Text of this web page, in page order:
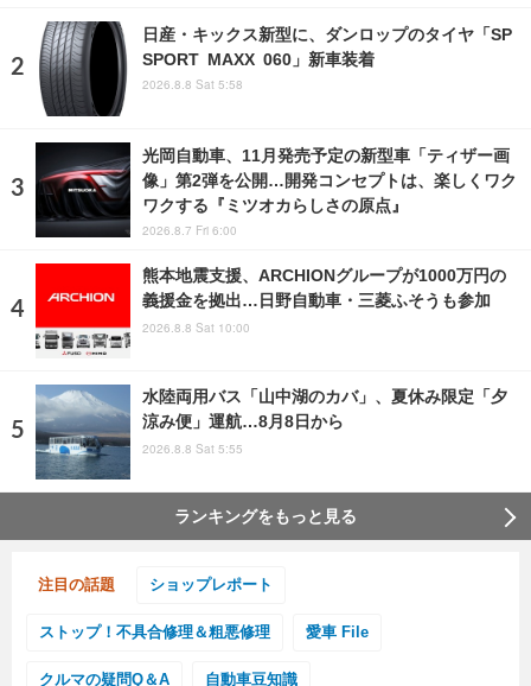
日産・キックス新型に、ダンロップのタイヤ「SP
SPORT MAXX 060」新車装着
2026.8.8 Sat 5:58
光岡自動車、11月発売予定の新型車「ティザー画
像」第2弾を公開…開発コンセプトは、楽しくワク
ワクする『ミツオカらしさの原点』
2026.8.7 Fri 6:00
熊本地震支援、ARCHIONグループが1000万円の
義援金を拠出…日野自動車・三菱ふそうも参加
2026.8.8 Sat 10:00
水陸両用バス「山中湖のカバ」、夏休み限定「夕
涼み便」運航…8月8日から
2026.8.8 Sat 5:55
ランキングをもっと見る
注目の話題 ショップレポート
ストップ！不具合修理＆粗悪修理 愛車 File
クルマの疑問Q＆A 自動車豆知識